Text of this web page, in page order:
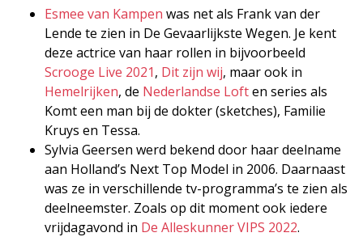
Esmee van Kampen was net als Frank van der
Lende te zien in De Gevaarlijkste Wegen. Je kent
deze actrice van haar rollen in bijvoorbeeld
Scrooge Live 2021, Dit zijn wij, maar ook in
Hemelrijken, de Nederlandse Loften series als
Komt een man bij de dokter (sketches), Familie
Kruys en Tessa.
Sylvia Geersen werd bekend door haar deelname
aan Holland’s Next Top Model in 2006. Daarnaast
was ze in verschillende tv-programma’s te zien als
deelneemster. Zoals op dit moment ook iedere
vrijdagavond in De Alleskunner VIPS 2022.